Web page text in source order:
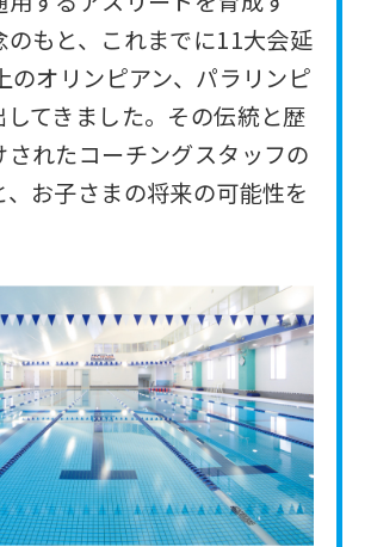
のもと、これまでに11大会延
のオリンピアン、パラリンピ
してきました。その伝統と歴
されたコーチングスタッフの
、お子さまの将来の可能性を
For
foreigners
Central
Sports
is
automatically
translated
into
English.
Click
the